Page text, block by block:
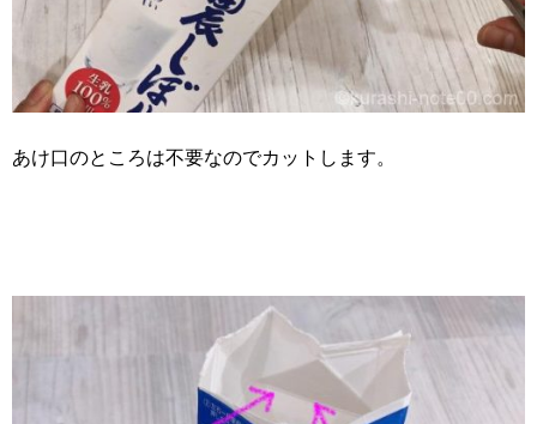
あけ口のところは不要なのでカットします。